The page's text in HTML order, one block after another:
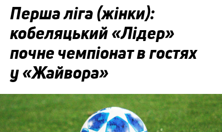
Перша ліга (жінки):
кобеляцький «Лідер»
почне чемпіонат в гостях
у «Жайвора»